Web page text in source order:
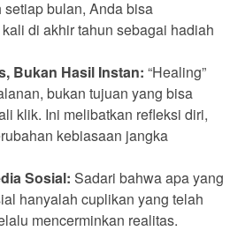
bulan, Anda bisa
di akhir tahun sebagai hadiah
Bukan Hasil Instan: “Healing”
bukan tujuan yang bisa
klik. Ini melibatkan refleksi diri,
kebiasaan jangka
Sosial: Sadari bahwa apa yang
hanyalah cuplikan yang telah
mencerminkan realitas.